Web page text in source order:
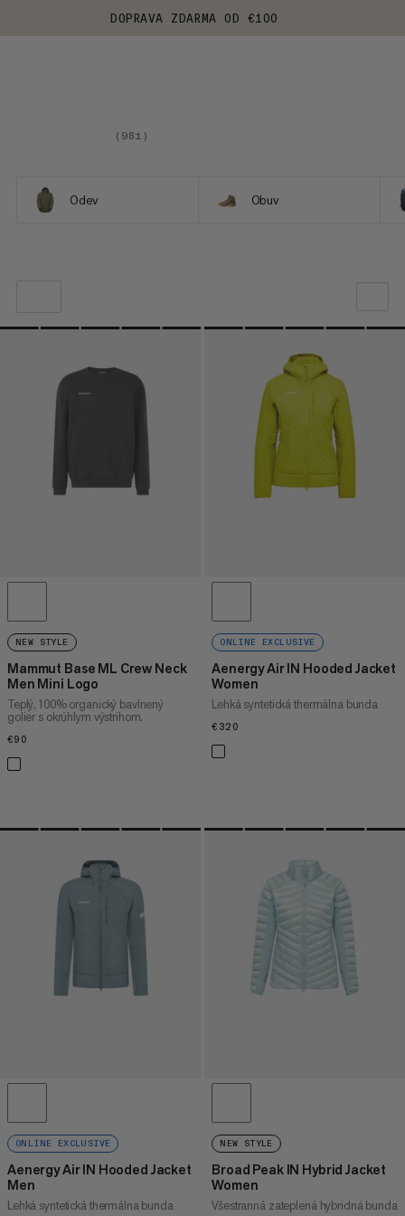
DOPRAVA ZDARMA OD €100
( 981 )
Odev Obuv
NAŠE ODPORÚČANIE
CENA OD NAJNIŽŠEJ PO NAJVYŠŠIU
CENA VYSOKÁ AŽ NÍZKA
NEW STYLE
Mammut Base ML Crew Neck
Men Mini Logo
Teplý, 100% organický bavlnený
golier s okrúhlym výstrihom.
€90
ONLINE EXCLUSIVE
Aenergy Air IN Hooded Jacket
Women
Lehká syntetická thermálna bunda
€320
ONLINE EXCLUSIVE
Aenergy Air IN Hooded Jacket
Men
Lehká syntetická thermálna bunda
NEW STYLE
Broad Peak IN Hybrid Jacket
Women
Všestranná zateplená hybridná bunda